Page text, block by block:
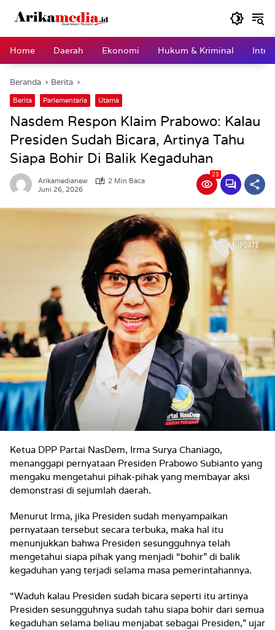
Home
Daerah Ekonomi Hukum & Kriminal
Beranda Berita
Berita Parlementaria Utama
Nasdem Respon Klaim Prabowo: Kalau
Presiden Sudah Bicara, Artinya Tahu
Siapa Bohir Di Balik Kegaduhan
Arikamedianew
2 Min Baca
Juni 26, 2026
23
Ketua DPP Partai NasDem, Irma Surya Chaniago,
menanggapi pernyataan Presiden Prabowo Subianto yang
mengaku mengetahui pihak-pihak yang membayar aksi
demonstrasi di sejumlah daerah.
Menurut Irma, jika Presiden sudah menyampaikan
pernyataan tersebut secara terbuka, maka hal itu
menunjukkan bahwa Presiden sesungguhnya telah
mengetahui siapa pihak yang menjadi “bohir” di balik
kegaduhan yang terjadi selama masa pemerintahannya.
“Waduh kalau Presiden sudah bicara seperti itu artinya
Presiden sesungguhnya sudah tahu siapa bohir dari semua
kegaduhan selama beliau menjabat sebagai Presiden,” ujar